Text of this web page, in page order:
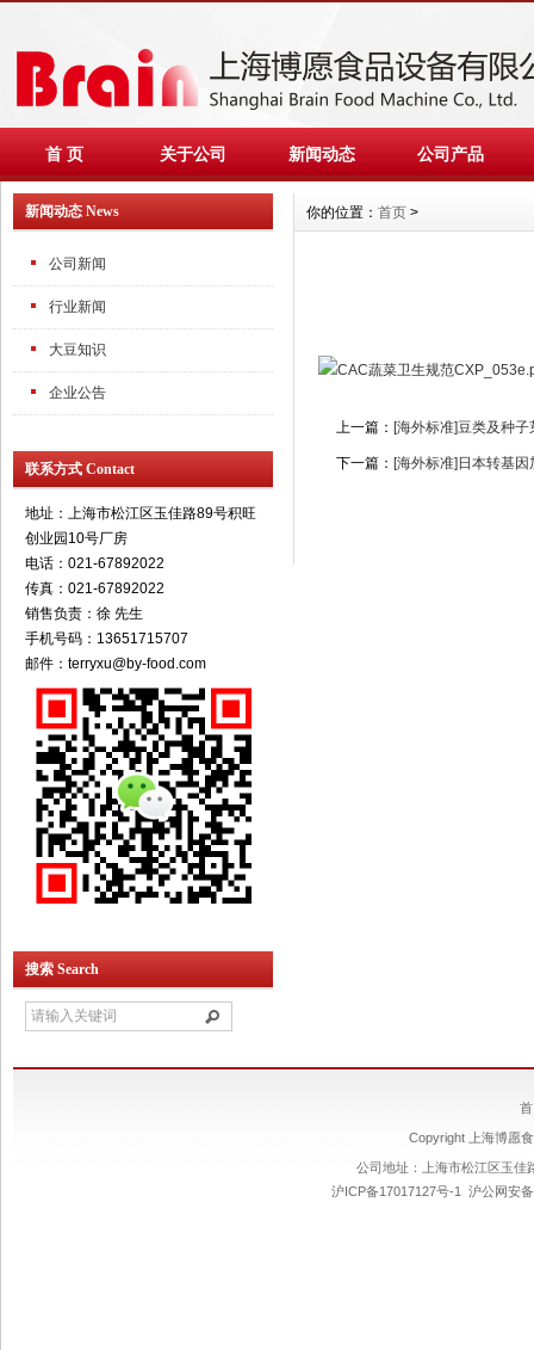
首 页 关于公司 新闻动态 公司产品
新闻动态 News
公司新闻
行业新闻
大豆知识
企业公告
联系方式 Contact
地址：上海市松江区玉佳路89号积旺
创业园10号厂房
电话：021-67892022
传真：021-67892022
销售负责：徐 先生
手机号码：13651715707
邮件：terryxu@by-food.com
搜索 Search
你的位置： 首页 >
CAC蔬菜卫生规范
上一篇： [海外标准]豆类及种
下一篇： [海外标准]日本转基
Copyright 上海博愿
公司地址：上海市松江区玉佳
沪ICP备17017127号-1
沪公网安